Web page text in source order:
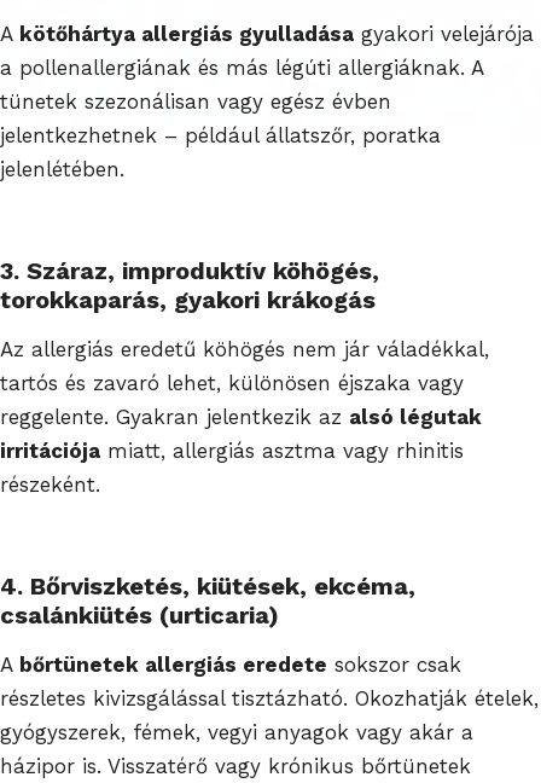
A kötőhártya allergiás gyulladása gyakori velejárója
a pollenallergiának és más légúti allergiáknak. A
tünetek szezonálisan vagy egész évben
jelentkezhetnek – például állatszőr, poratka
jelenlétében.
3. Száraz, improduktív köhögés,
torokkaparás, gyakori krákogás
Az allergiás eredetű köhögés nem jár váladékkal,
tartós és zavaró lehet, különösen éjszaka vagy
reggelente. Gyakran jelentkezik az alsó légutak
irritációja miatt, allergiás asztma vagy rhinitis
részeként.
4. Bőrviszketés, kiütések, ekcéma,
csalánkiütés (urticaria)
A bőrtünetek allergiás eredete sokszor csak
részletes kivizsgálással tisztázható. Okozhatják ételek,
gyógyszerek, fémek, vegyi anyagok vagy akár a
házipor is. Visszatérő vagy krónikus bőrtünetek